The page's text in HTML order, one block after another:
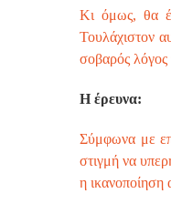
Κι όμως, θα
Τουλάχιστον
σοβαρός λόγος
Η έρευνα:
Σύμφωνα με
στιγμή να
η ικανοποίηση